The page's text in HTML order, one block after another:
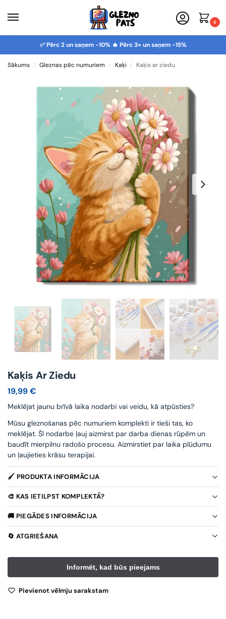
0
✅ Pērc 2 un saņem -10% 🔥 Pērc 3+ un saņem -15%
Sākums / Gleznas pēc numuriem / Kaķi / Kaķis ar ziedu
Kaķis Ar Ziedu
19,99€
Meklējat jaunu brīvā laika nodarbi vai veidu, kā atpūsties?
Mūsu gleznošanas pēc numuriem komplekti ir tieši tas, ko
meklējat. Šī nodarbe ļauj aizmirst par darba dienas rūpēm un
baudīt mierpilnu radošo procesu. Aizmirstiet par laika plūdumu
un ļaujieties krāsu terapijai.
🖌️ PRODUKTA INFORMĀCIJA
🎨 KAS IETILPST KOMPLEKTĀ?
🚚 PIEGĀDES INFORMĀCIJA
🔄 ATGRIEŠANA
Pievienot vēlmju sarakstam